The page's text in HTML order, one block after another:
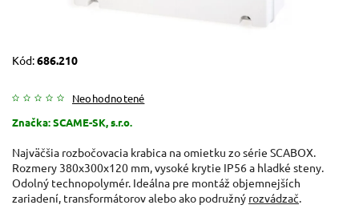
Kód:686.210
Neohodnotené
Značka:SCAME-SK, s.r.o.
Najväčšia rozbočovacia krabica na omietku zo série SCABOX.
Rozmery 380x300x120 mm, vysoké krytie IP56 a hladké steny.
Odolný technopolymér. Ideálna pre montáž objemnejších
zariadení, transformátorov alebo ako podružný rozvádzač